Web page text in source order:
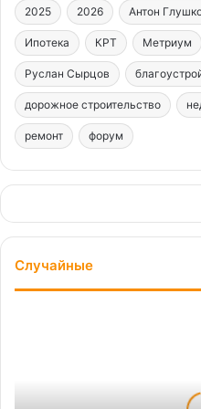
2025 2026 Антон
Ипотека КРТ Метриум
Руслан Сырцов
дорожное строительство
ремонт форум
Случайные